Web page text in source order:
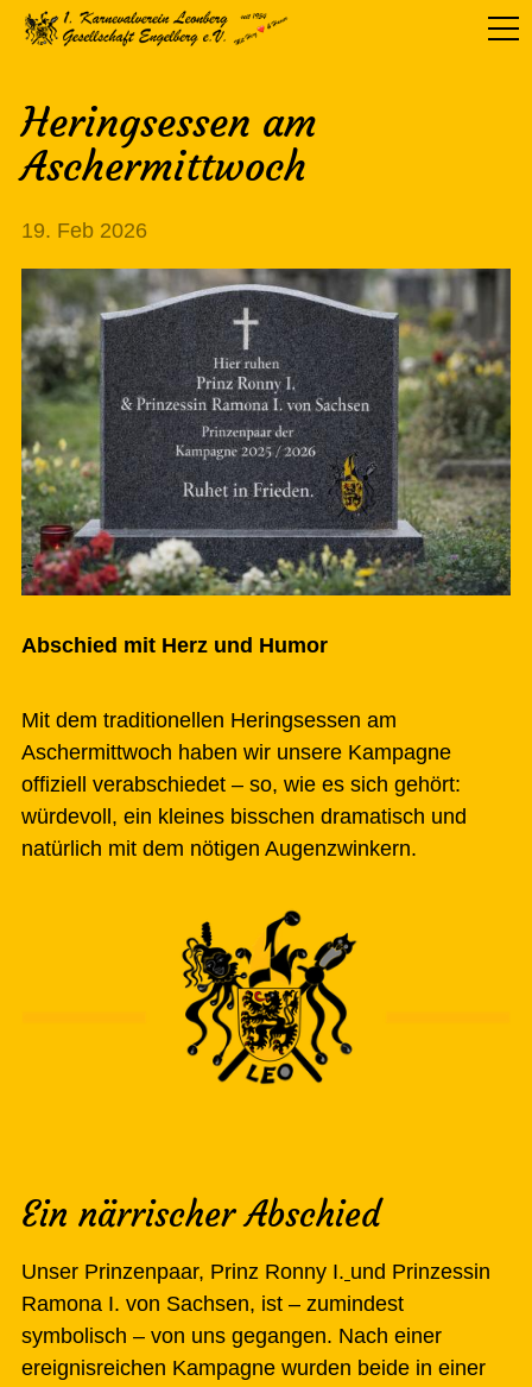
Heringsessen am
Aschermittwoch
19. Feb 2026
Abschied mit Herz und Humor
Mit dem traditionellen Heringsessen am
Aschermittwoch haben wir unsere Kampagne
offiziell verabschiedet – so, wie es sich gehört:
würdevoll, ein kleines bisschen dramatisch und
natürlich mit dem nötigen Augenzwinkern.
Ein närrischer Abschied
Unser Prinzenpaar, Prinz Ronny I. und Prinzessin
Ramona I. von Sachsen, ist – zumindest
symbolisch – von uns gegangen. Nach einer
ereignisreichen Kampagne wurden beide in einer